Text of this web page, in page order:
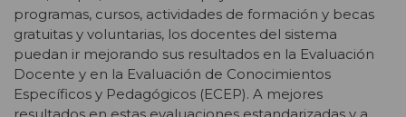
programas, cursos, actividades de formación y becas
gratuitas y voluntarias, los docentes del sistema
puedan ir mejorando sus resultados en la Evaluación
Docente y en la Evaluación de Conocimientos
Específicos y Pedagógicos (ECEP). A mejores